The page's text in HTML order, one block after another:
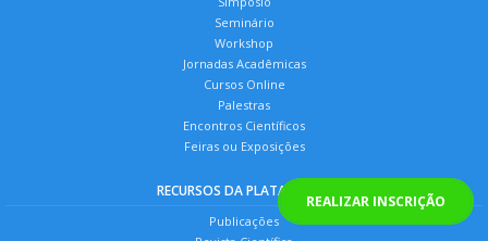
REALIZAR INSCRIÇÃO
Seminário
Workshop
Jornadas Acadêmicas
Cursos Online
Palestras
Encontros Científicos
Feiras ou Exposições
RECURSOS DA PLATAFORMA
Publicações